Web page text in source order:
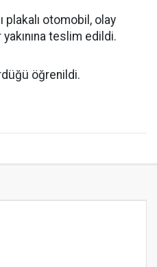
plakalı otomobil, olay
teslim edildi.
öğrenildi.